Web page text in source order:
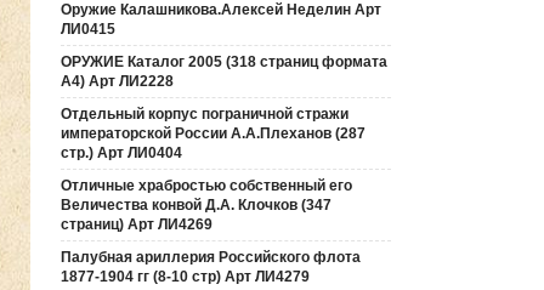
Оружие Калашникова.Алексей Неделин Арт
ЛИ0415
ОРУЖИЕ Каталог 2005 (318 страниц формата
А4) Арт ЛИ2228
Отдельный корпус пограничной стражи
императорской России А.А.Плеханов (287
стр.) Арт ЛИ0404
Отличные храбростью собственный его
Величества конвой Д.А. Клочков (347
страниц) Арт ЛИ4269
Палубная ариллерия Российского флота
1877-1904 гг (8-10 стр) Арт ЛИ4279